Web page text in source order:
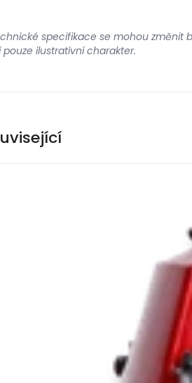
specifikace se mohou změnit
pouze ilustrativní charakter.